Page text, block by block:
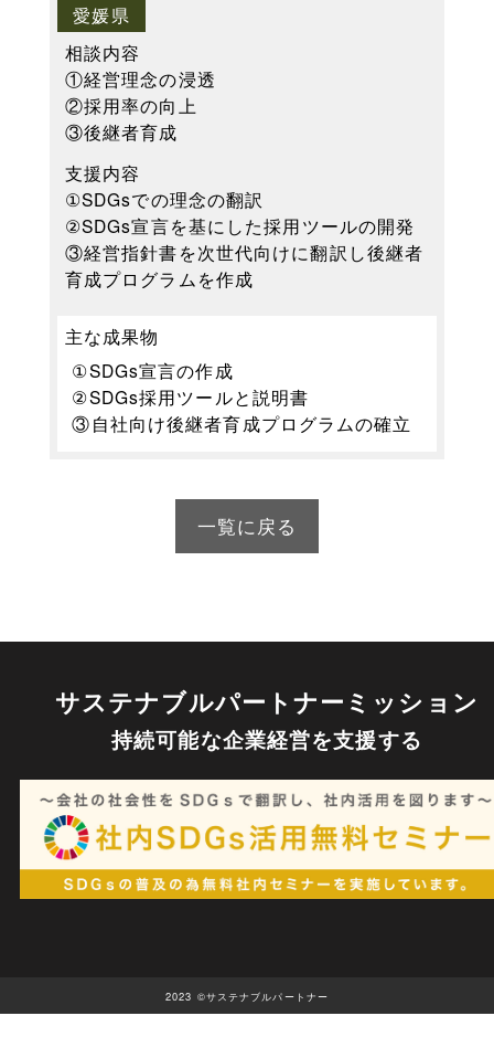
愛媛県
相談内容
①経営理念の浸透
②採用率の向上
③後継者育成
支援内容
①SDGsでの理念の翻訳
②SDGs宣言を基にした採用ツールの開発
③経営指針書を次世代向けに翻訳し後継者
育成プログラムを作成
主な成果物
①SDGs宣言の作成
②SDGs採用ツールと説明書
③自社向け後継者育成プログラムの確立
一覧に戻る
サステナブルパートナーミッション
持続可能な企業経営を⽀援する
2023 ©サステナブルパートナー